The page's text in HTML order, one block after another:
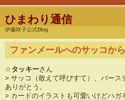
ひまわり通信
伊藤咲子公式Blog
ファンメールへのサッコか
☆タッキーさん
> サッコ（敢えて呼びすて）、バース
ありがとう。
> カードのイラストも可愛いけどハガ